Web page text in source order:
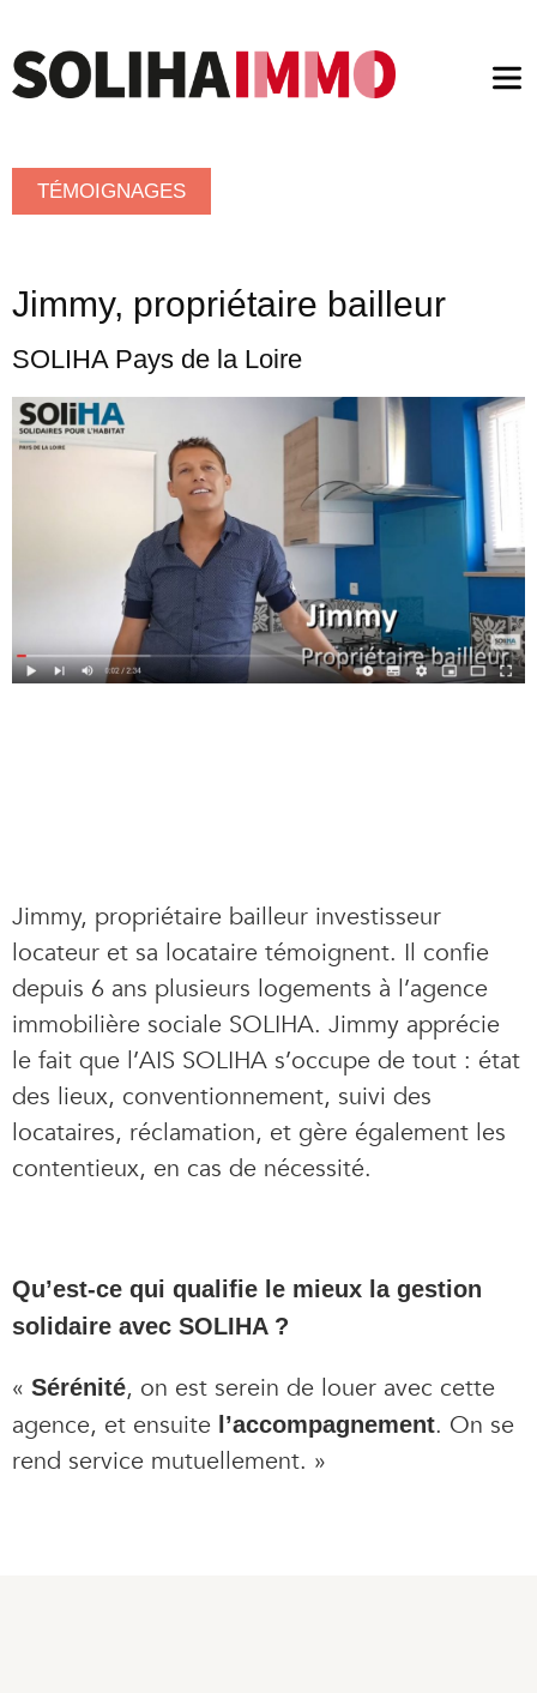
TÉMOIGNAGES
Jimmy, propriétaire bailleur
SOLIHA Pays de la Loire
Jimmy, propriétaire bailleur investisseur
locateur et sa locataire témoignent. Il confie
depuis 6 ans plusieurs logements à l’agence
immobilière sociale SOLIHA. Jimmy apprécie
le fait que l’AIS SOLIHA s’occupe de tout : état
des lieux, conventionnement, suivi des
locataires, réclamation, et gère également les
contentieux, en cas de nécessité.
Qu’est-ce qui qualifie le mieux la gestion
solidaire avec SOLIHA ?
« Sérénité, on est serein de louer avec cette
agence, et ensuite l’accompagnement. On se
rend service mutuellement. »